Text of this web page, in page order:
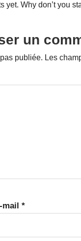
yet. Why don’t you
un
publiée. Les
mail *